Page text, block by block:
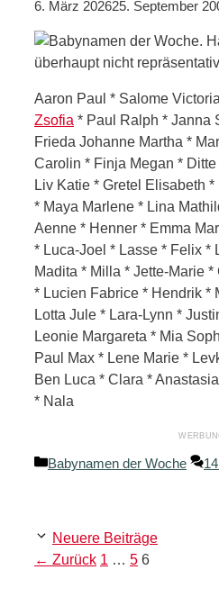
6. März 202625. September
Aaron Paul * Salome
Zsofia * Paul Ralph * Janna
Frieda Johanne Martha *
Carolin * Finja Megan *
Liv Katie * Gretel Elisabeth *
* Maya Marlene * Lina
Aenne * Henner * Emma
* Luca-Joel * Lasse * Felix *
Madita * Milla * Jette-Marie
* Lucien Fabrice * Hendrik *
Lotta Jule * Lara-Lynn *
Leonie Margareta * Mia
Paul Max * Lene Marie *
Ben Luca * Clara *
* Nala
Kategorien
Babynamen der Woche
Neuere Beiträge
← Zurück Seite
1 … Seite
5 Seite
6